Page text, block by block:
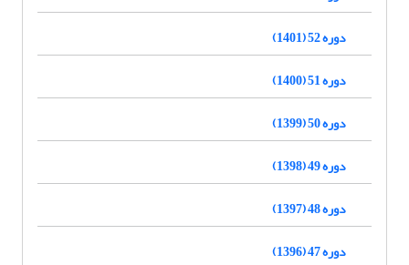
دوره 52 (1401)
دوره 51 (1400)
دوره 50 (1399)
دوره 49 (1398)
دوره 48 (1397)
دوره 47 (1396)